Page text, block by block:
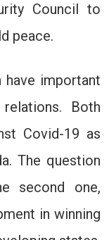
Council to
peace.
important
Both
Covid-19 as
The question
second one,
in winning